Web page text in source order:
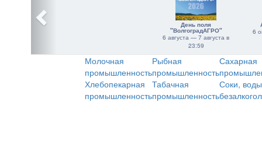
День поля
"ВолгоградАГРО"
6 августа — 7 августа в
23:59
6
Молочная
промышленность
Рыбная
промышленность
Сахарная
Хлебопекарная
промышленность
Табачная
промышленность
Соки,